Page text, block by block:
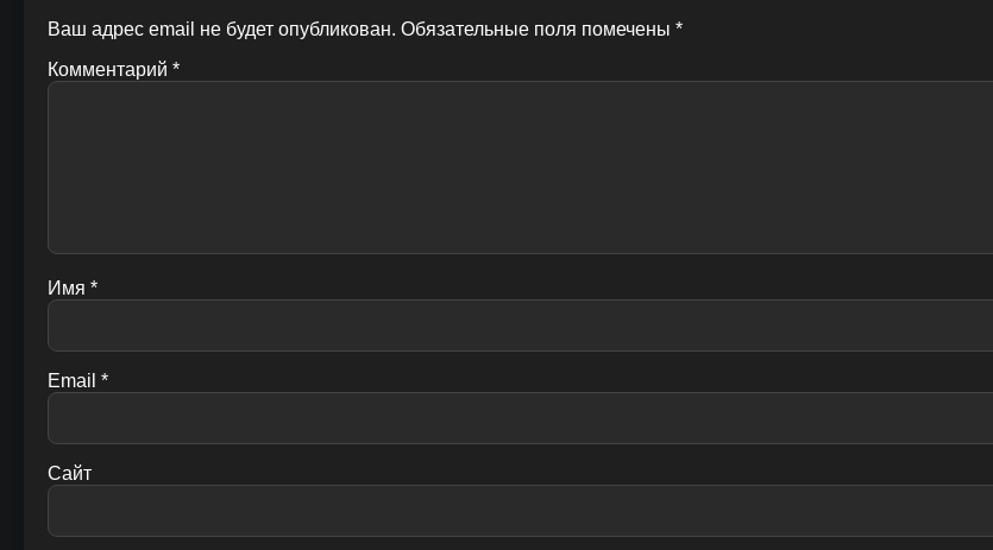
Ваш адрес email не будет опубликован. Обязательные поля помечены *
Комментарий *
Имя *
Email *
Сайт